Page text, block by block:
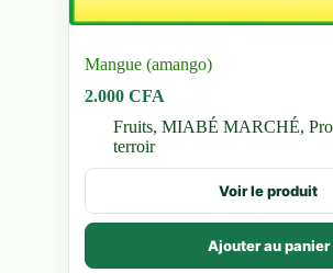
Mangue (amango)
2.000CFA
Fruits,MIABÉ MARCHÉ,
terroir
Voir le produit
Ajouter au panier